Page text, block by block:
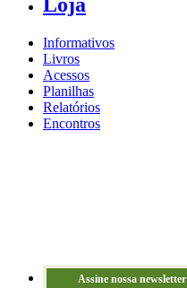
Loja
Informativos
Livros
Acessos
Planilhas
Relatórios
Encontros
Assine nossa newsletter